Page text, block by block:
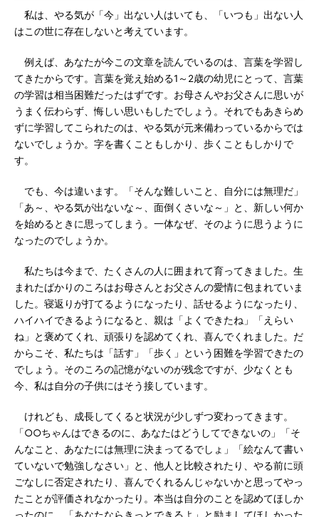
私は、やる気が「今」出ない人はいても、「いつも」出ない人
はこの世に存在しないと考えています。
例えば、あなたが今この文章を読んでいるのは、言葉を学習し
てきたからです。言葉を覚え始める1～2歳の幼児にとって、言葉
の学習は相当困難だったはずです。お母さんやお父さんに思いが
うまく伝わらず、悔しい思いもしたでしょう。それでもあきらめ
ずに学習してこられたのは、やる気が元来備わっているからでは
ないでしょうか。字を書くこともしかり、歩くこともしかりで
す。
でも、今は違います。「そんな難しいこと、自分には無理だ」
「あ～、やる気が出ないな～、面倒くさいな～」と、新しい何か
を始めるときに思ってしまう。一体なぜ、そのように思うように
なったのでしょうか。
私たちは今まで、たくさんの人に囲まれて育ってきました。生
まれたばかりのころはお母さんとお父さんの愛情に包まれていま
した。寝返りが打てるようになったり、話せるようになったり、
ハイハイできるようになると、親は「よくできたね」「えらい
ね」と褒めてくれ、頑張りを認めてくれ、喜んでくれました。だ
からこそ、私たちは「話す」「歩く」という困難を学習できたの
でしょう。そのころの記憶がないのが残念ですが、少なくとも
今、私は自分の子供にはそう接しています。
けれども、成長してくると状況が少しずつ変わってきます。
「○○ちゃんはできるのに、あなたはどうしてできないの」「そ
んなこと、あなたには無理に決まってるでしょ」「絵なんて書い
ていないで勉強しなさい」と、他人と比較されたり、やる前に頭
ごなしに否定されたり、喜んでくれるんじゃないかと思ってやっ
たことが評価されなかったり。本当は自分のことを認めてほしか